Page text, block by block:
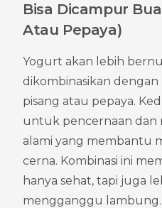
Bisa Dicampur
Atau Pepaya)
Yogurt akan lebih
dikombinasikan
pisang atau pepaya.
untuk pencernaan dan
alami yang membantu
cerna. Kombinasi ini
hanya sehat, tapi juga
mengganggu lambung.